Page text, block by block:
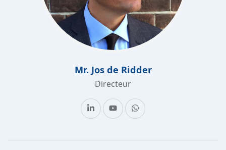
Mr. Jos de Ridder
Directeur